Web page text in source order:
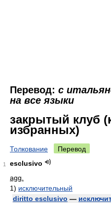
Перевод: с
на все языки
закрытый клуб
избранных)
Толкование Перевод
1
esclusivo
agg.
1) исключительный
diritto esclusivo —